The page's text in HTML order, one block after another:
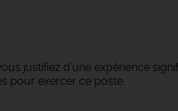
justifiez d'une expérience
pour exercer ce poste.